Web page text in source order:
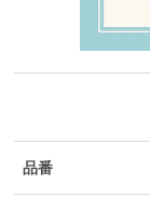
品番